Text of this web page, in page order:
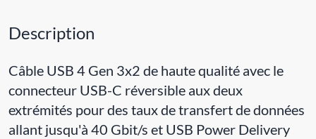
Description
Câble USB 4 Gen 3x2 de haute qualité avec le
connecteur USB-C réversible aux deux
extrémités pour des taux de transfert de données
allant jusqu'à 40 Gbit/s et USB Power Delivery